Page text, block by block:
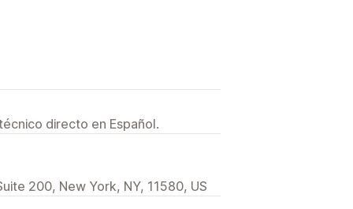
directo en Español.
200, New York, NY, 11580, US